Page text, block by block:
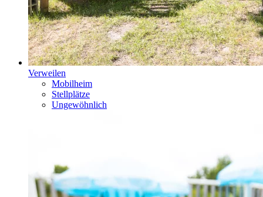
Verweilen
Mobilheim
Stellplätze
Ungewöhnlich